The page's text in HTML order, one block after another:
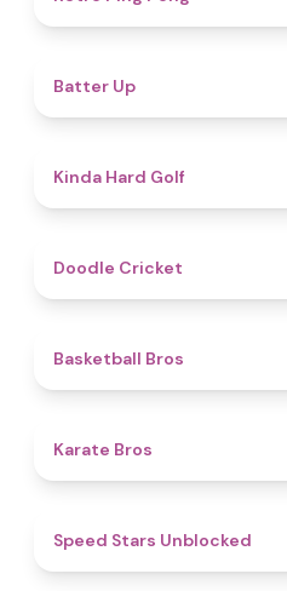
Batter Up
Kinda Hard Golf
Doodle Cricket
Basketball Bros
Karate Bros
Speed Stars Unblocked